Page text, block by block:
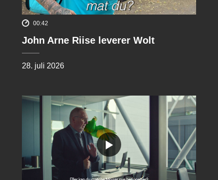
00:42
John Arne Riise leverer Wolt
28. juli 2026